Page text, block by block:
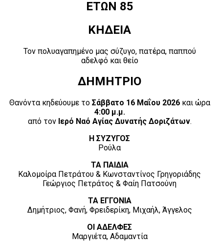
ΕΤΩΝ 85
ΚΗΔΕΙΑ
Τον πολυαγαπημένο μας σύζυγο, πατέρα, παππού
αδελφό και θείο
ΔΗΜΗΤΡΙΟ
Θανόντα κηδεύουμε το Σάββατο 16 Μαΐου 2026και ώρα
4:00 μ.μ.
από τον Ιερό Ναό Αγίας Δυνατής Δοριζάτων.
Η ΣΥΖΥΓΟΣ
Ρούλα
ΤΑ ΠΑΙΔΙΑ
Καλομοίρα Πετράτου & Κωνσταντίνος Γρηγοριάδης
Γεώργιος Πετράτος & Φαίη Πατσούνη
ΤΑ ΕΓΓΟΝΙΑ
Δημήτριος, Φανή, Φρειδερίκη, Μιχαήλ, Άγγελος
ΟΙ ΑΔΕΛΦΕΣ
Μαργιέτα, Αδαμαντία